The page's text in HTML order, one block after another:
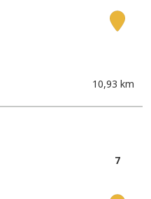
10,93 km